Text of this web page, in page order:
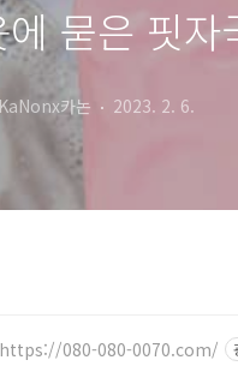
묻은 핏자
카논 2023. 2. 6.
https://080-080-0070.com/